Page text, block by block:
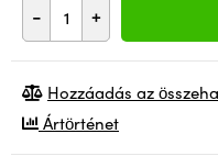
- +
Hozzáadás az
Ártörténet